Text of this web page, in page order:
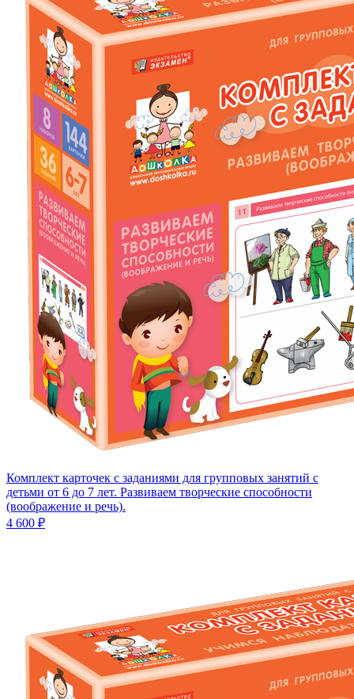
Комплект карточек с заданиями для групповых занятий с
детьми от 6 до 7 лет. Развиваем творческие способности
(воображение и речь).
4 600 ₽